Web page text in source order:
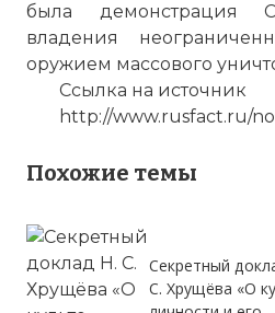
была демонстрация
владения
оружием массового
Ссылка на источник
http://www.rusfact.ru/
Похожие темы
Секретный
С. Хрущёва «О
Проверочный код: